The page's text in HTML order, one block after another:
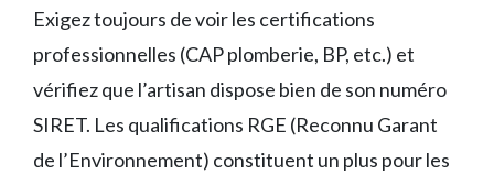
Exigez toujours de voir les certifications
professionnelles (CAP plomberie, BP, etc.) et
vérifiez que l’artisan dispose bien de son numéro
SIRET. Les qualifications RGE (Reconnu Garant
de l’Environnement) constituent un plus pour les